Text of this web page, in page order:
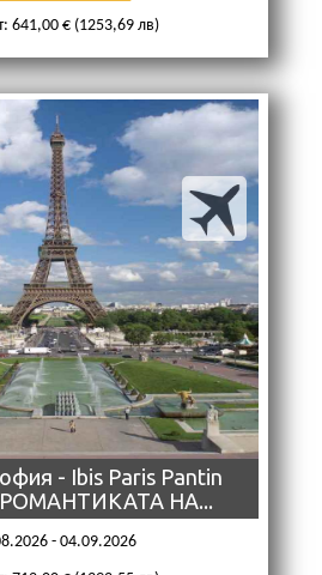
641,00 € (1253,69 лв)
- Ibis Paris Pantin
РОМАНТИКАТА НА...
- 04.09.2026